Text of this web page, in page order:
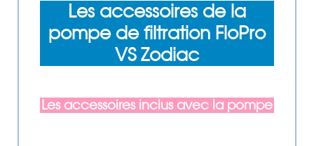
Les accessoires de la
pompe de filtration FloPro
VS Zodiac
Les accessoires inclus avec la pompe